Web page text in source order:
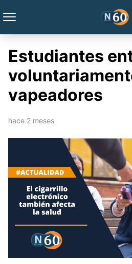
Estudiantes
vapeadores
hace 2 meses